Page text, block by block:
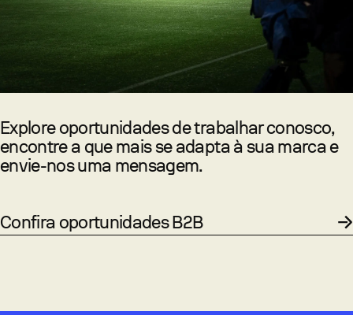
Explore oportunidades de trabalhar conosco,
encontre a que mais se adapta à sua marca e
envie-nos uma mensagem.
Confira oportunidades B2B